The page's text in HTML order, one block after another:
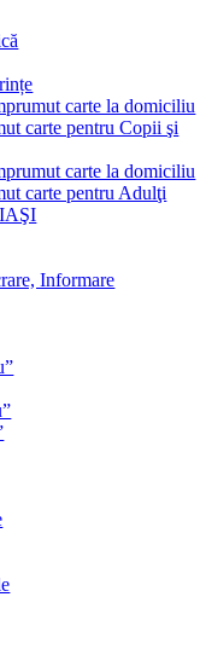
carte la domiciliu
carte pentru Copii şi
carte la domiciliu
carte pentru Adulţi
Informare